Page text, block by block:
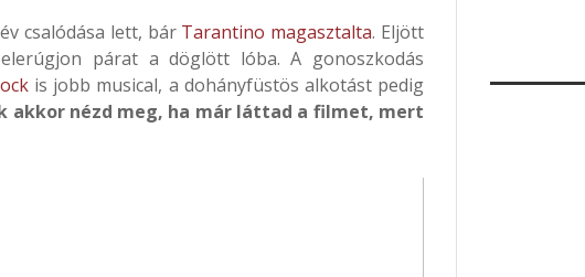
csalódása lett, bár Tarantino magasztalta. Eljött
párat a döglött lóba. A gonoszkodás
is jobb musical, a dohányfüstös alkotást pedig
akkor nézd meg, ha már láttad a filmet, mert